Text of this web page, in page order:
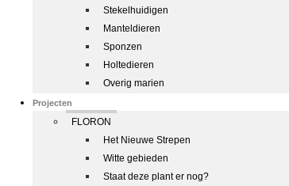
Stekelhuidigen
Manteldieren
Sponzen
Holtedieren
Overig marien
Projecten
FLORON
Het Nieuwe Strepen
Witte gebieden
Staat deze plant er nog?